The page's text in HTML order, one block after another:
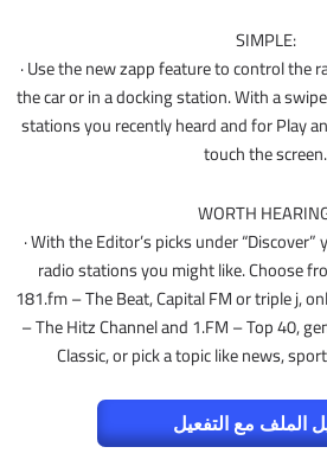
SIMPLE:
· Use the new zapp feature to control the
the car or in a docking station. With a
stations you recently heard and for Play
touch the screen.
WORTH
· With the Editor’s picks under
radio stations you might like. Choose
181.fm – The Beat, Capital FM or triple j,
– The Hitz Channel and 1.FM – Top 40,
Classic, or pick a topic like news,
الملف مع التفعيل